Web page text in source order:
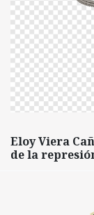
Eloy Viera
de la